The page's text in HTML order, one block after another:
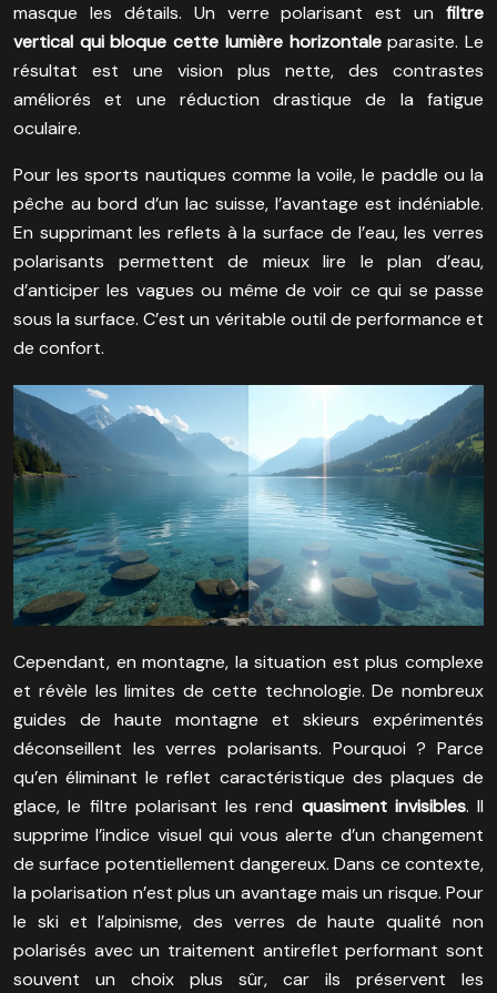
masque les détails. Un verre polarisant est un filtre
vertical qui bloque cette lumière horizontaleparasite. Le
résultat est une vision plus nette, des contrastes
améliorés et une réduction drastique de la fatigue
oculaire.
Pour les sports nautiques comme la voile, le paddle ou la
pêche au bord d’un lac suisse, l’avantage est indéniable.
En supprimant les reflets à la surface de l’eau, les verres
polarisants permettent de mieux lire le plan d’eau,
d’anticiper les vagues ou même de voir ce qui se passe
sous la surface. C’est un véritable outil de performance et
de confort.
Cependant, en montagne, la situation est plus complexe
et révèle les limites de cette technologie. De nombreux
guides de haute montagne et skieurs expérimentés
déconseillent les verres polarisants. Pourquoi ? Parce
qu’en éliminant le reflet caractéristique des plaques de
glace, le filtre polarisant les rend quasiment invisibles. Il
supprime l’indice visuel qui vous alerte d’un changement
de surface potentiellement dangereux. Dans ce contexte,
la polarisation n’est plus un avantage mais un risque. Pour
le ski et l’alpinisme, des verres de haute qualité non
polarisés avec un traitement antireflet performant sont
souvent un choix plus sûr, car ils préservent les